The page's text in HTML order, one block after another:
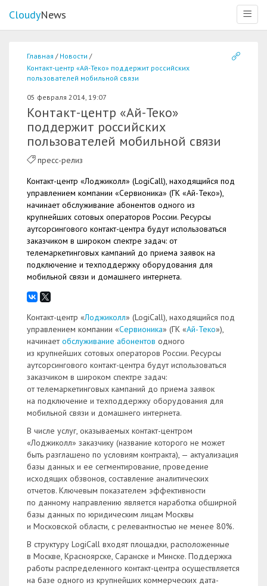
Меню
CloudyNews
Главная
Новости
Контакт-центр «Ай-Теко» поддержит российских
пользователей мобильной связи
05 февраля 2014, 19:07
Контакт-центр «Ай-Теко»
поддержит российских
пользователей мобильной связи
пресс-релиз
Контакт-центр «Лоджиколл» (LogiCall), находящийся под
управлением компании «Сервионика» (ГК «Ай-Теко»),
начинает обслуживание абонентов одного из
крупнейших сотовых операторов России. Ресурсы
аутсорсингового контакт-центра будут использоваться
заказчиком в широком спектре задач: от
телемаркетинговых кампаний до приема заявок на
подключение и техподдержку оборудования для
мобильной связи и домашнего интернета.
Контакт-центр «Лоджиколл» (LogiCall), находящийся под
управлением компании «Сервионика» (ГК «Ай-Теко»),
начинаетобслуживание абонентов одного
из крупнейших сотовых операторов России. Ресурсы
аутсорсингового контакт-центра будут использоваться
заказчиком в широком спектре задач:
от телемаркетинговых кампаний до приема заявок
на подключение и техподдержку оборудования для
мобильной связи и домашнего интернета.
В числе услуг, оказываемых контакт-центром
«Лоджиколл» заказчику (название которого не может
быть разглашено по условиям контракта), — актуализация
базы данных и ее сегментирование, проведение
исходящих обзвонов, составление аналитических
отчетов. Ключевым показателем эффективности
по данному направлению является наработка обширной
базы данных по юридическим лицам Москвы
и Московской области, с релевантностью не менее 80%.
В структуру LogiCall входят площадки, расположенные
в Москве, Красноярске, Саранске и Минске. Поддержка
работы распределенного контакт-центра осуществляется
на базе одного из крупнейших коммерческих дата-